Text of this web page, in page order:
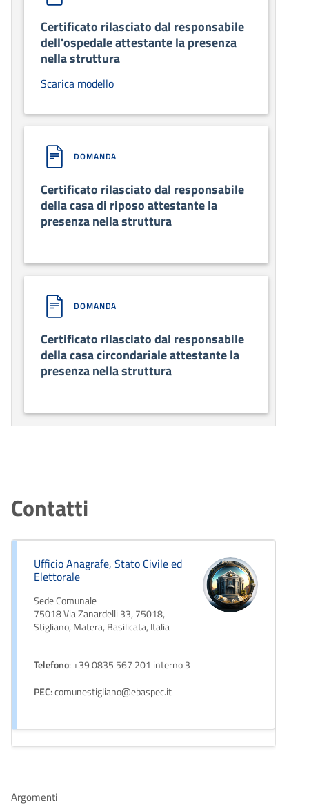
Certificato rilasciato dal responsabile
dell'ospedale attestante la presenza
nella struttura
Scarica modello
DOMANDA
Certificato rilasciato dal responsabile
della casa di riposo attestante la
presenza nella struttura
DOMANDA
Certificato rilasciato dal responsabile
della casa circondariale attestante la
presenza nella struttura
Contatti
Ufficio Anagrafe, Stato Civile ed
Elettorale
Sede Comunale
75018 Via Zanardelli 33, 75018,
Stigliano, Matera, Basilicata, Italia
Telefono: +39 0835 567 201 interno 3
PEC: comunestigliano@ebaspec.it
Argomenti